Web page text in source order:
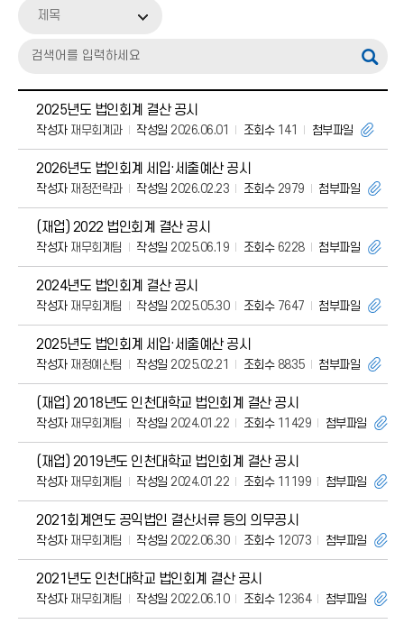
제목
2025년도 법인회계 결산 공시
작성자재무회계과 작성일 2026.06.01 조회수141 첨부파일
2026년도 법인회계 세입·세출예산 공시
작성자재정전략과 작성일 2026.02.23 조회수2979 첨부파일
(재업) 2022 법인회계 결산 공시
작성자재무회계팀 작성일 2025.06.19 조회수6228 첨부파일
2024년도 법인회계 결산 공시
작성자재무회계팀 작성일 2025.05.30 조회수7647 첨부파일
2025년도 법인회계 세입·세출예산 공시
작성자재정예산팀 작성일 2025.02.21 조회수8835 첨부파일
(재업) 2018년도 인천대학교 법인회계 결산 공시
작성자재무회계팀 작성일 2024.01.22 조회수11429 첨부파일
(재업) 2019년도 인천대학교 법인회계 결산 공시
작성자재무회계팀 작성일 2024.01.22 조회수11199 첨부파일
2021회계연도 공익법인 결산서류 등의 의무공시
작성자재무회계팀 작성일 2022.06.30 조회수12073 첨부파일
2021년도 인천대학교 법인회계 결산 공시
작성자재무회계팀 작성일 2022.06.10 조회수12364 첨부파일